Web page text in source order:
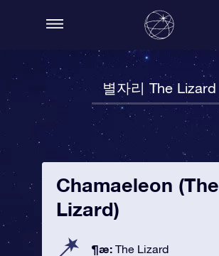
별자리 The Lizard
Chamaeleon (The
Lizard)
¶æ: The Lizard